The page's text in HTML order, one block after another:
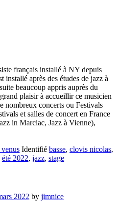
français installé à NY depuis
installé après des études de jazz à
beaucoup appris auprès du
plaisir à accueillir ce musicien
nombreux concerts ou Festivals
et salles de concert en France
in Marciac, Jazz à Vienne),
Identifié basse, clovis nicolas,
été 2022, jazz, stage
2022 by jimnice